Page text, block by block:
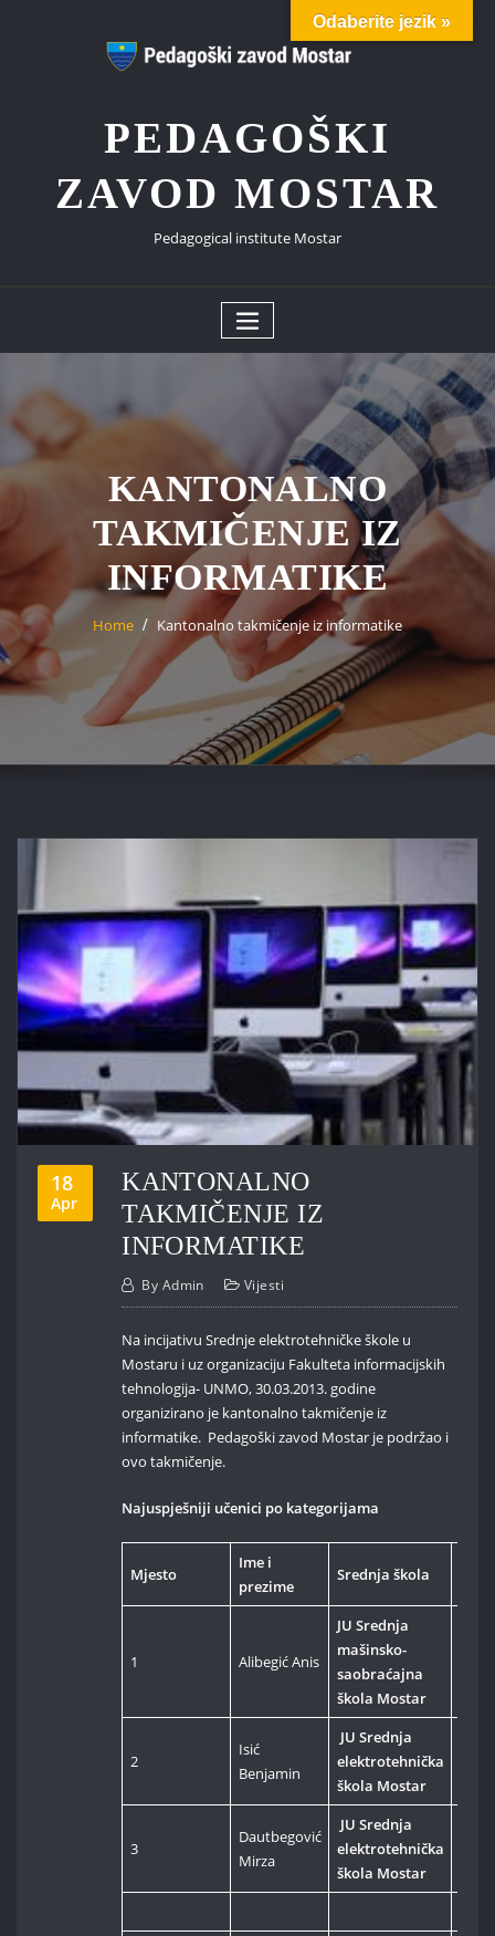
PEDAGOŠKI
ZAVOD MOSTAR
Pedagogical institute Mostar
KANTONALNO
TAKMIČENJE IZ
INFORMATIKE
Home Kantonalno takmičenje iz informatike
18
Apr
KANTONALNO
TAKMIČENJE IZ
INFORMATIKE
By Admin Vijesti
Na incijativu Srednje elektrotehničke škole u
Mostaru i uz organizaciju Fakulteta informacijskih
tehnologija- UNMO, 30.03.2013. godine
organizirano je kantonalno takmičenje iz
informatike. Pedagoški zavod Mostar je podržao i
ovo takmičenje.
Najuspješniji učenici po kategorijama
Mjesto
Ime i
prezime
Srednja škola
1 Alibegić Anis
JU Srednja
mašinsko-
saobraćajna
škola Mostar
2
Isić
Benjamin
JU Srednja
elektrotehnička
škola Mostar
3
Dautbegović
Mirza
JU Srednja
elektrotehnička
škola Mostar
Odaberite jezik »